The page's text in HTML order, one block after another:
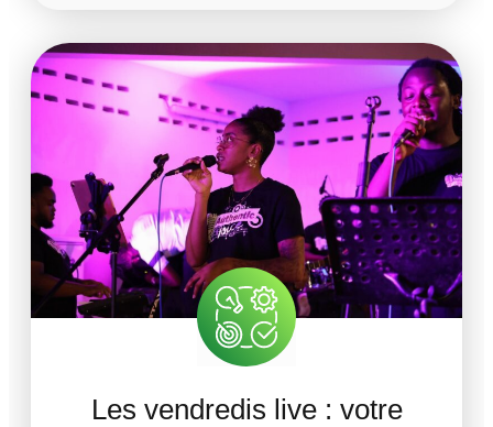
Les vendredis live : votre